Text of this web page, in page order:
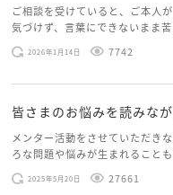
ご相談を受けていると、ご本人
気づけず、言葉にできないまま
ースがありますお悩みというの
層心理）に触れることで、まっ
2026年1月14日 7742
皆さまのお悩みを読みな
メンター活動をさせていただき
ろな問題や悩みが生まれること
のお悩みを読みながら 「みんな
だけじゃないんだな」と、逆に
2025年5月20日 27661